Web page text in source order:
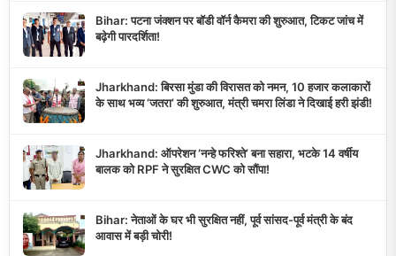
Bihar: पटना जंक्शन पर बॉडी वॉर्न कैमरा की शुरुआत, टिकट जांच में
बढ़ेगी पारदर्शिता!
Jharkhand: बिरसा मुंडा की विरासत को नमन, 10 हजार कलाकारों
के साथ भव्य ‘जतरा’ की शुरुआत, मंत्री चमरा लिंडा ने दिखाई हरी झंडी!
Jharkhand: ऑपरेशन ‘नन्हे फरिश्ते’ बना सहारा, भटके 14 वर्षीय
बालक को RPF ने सुरक्षित CWC को सौंपा!
Bihar: नेताओं के घर भी सुरक्षित नहीं, पूर्व सांसद-पूर्व मंत्री के बंद
आवास में बड़ी चोरी!